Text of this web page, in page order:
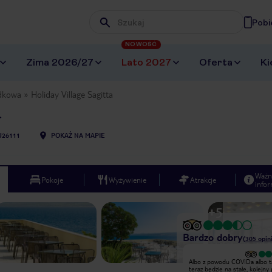
Wpisz frazę, której szukasz
Zima 2026/27 Lato 2027
NOWOŚĆ
Oferta
Holiday Village Sagitta
POKAŻ NA MAPIE
Pokoje Wyżywienie Atrakcje
+5
Bardzo dobry(305
Zostaliśmy zakwaterowani w
Albo z powodu COVIDa albo
teraz będzie na stałe, kolejny